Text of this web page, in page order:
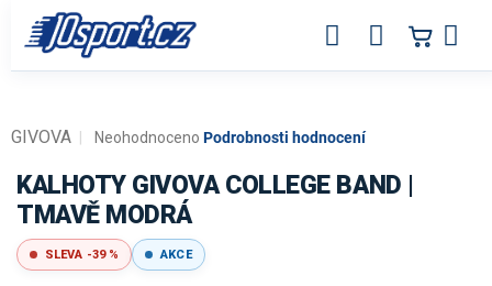
obsah
Průměrné
produktu
je
0,0
z
5
Neohodnoceno Podrobnosti hodnocení
GIVOVA
KALHOTY GIVOVA COLLEGE BAND |
TMAVĚ MODRÁ
SLEVA -39 % AKCE